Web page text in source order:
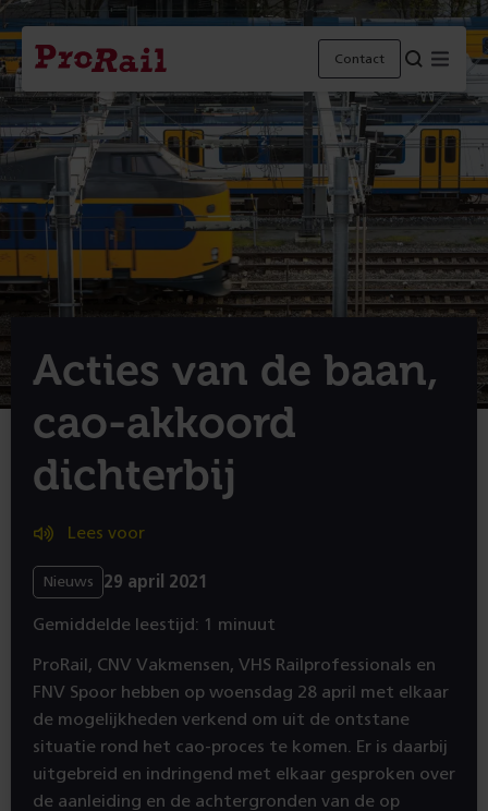
Navigatie
Homepage
ProRail
Contact Menu
Acties van de baan,
cao-akkoord
dichterbij
Lees voor
Nieuws 29 april 2021
Gemiddelde leestijd: 1 minuut
ProRail, CNV Vakmensen, VHS Railprofessionals en
FNV Spoor hebben op woensdag 28 april met elkaar
de mogelijkheden verkend om uit de ontstane
situatie rond het cao-proces te komen. Er is daarbij
uitgebreid en indringend met elkaar gesproken over
de aanleiding en de achtergronden van de op